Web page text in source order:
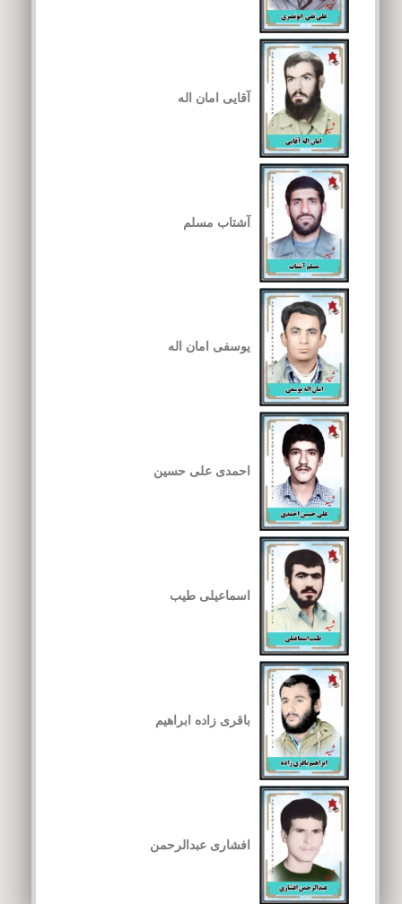
آقایی امان اله
آشتاب مسلم
یوسفی امان اله
احمدی علی حسین
اسماعیلی طیب
باقری زاده ابراهیم
افشاری عبدالرحمن